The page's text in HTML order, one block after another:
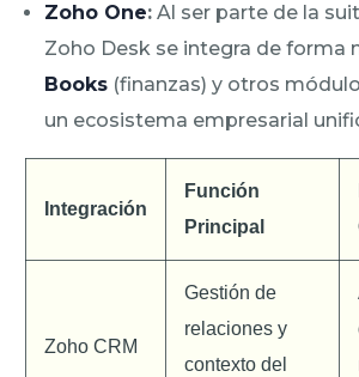
Zoho One: Al ser parte de la
Zoho Desk se integra de forma
Books (finanzas) y otros
un ecosistema empresarial
Integración
Función
Principal
Zoho CRM
Gestión de
relaciones y
contexto del